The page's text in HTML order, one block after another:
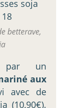
betterave,
par un
aux
avec de
(10,90€).